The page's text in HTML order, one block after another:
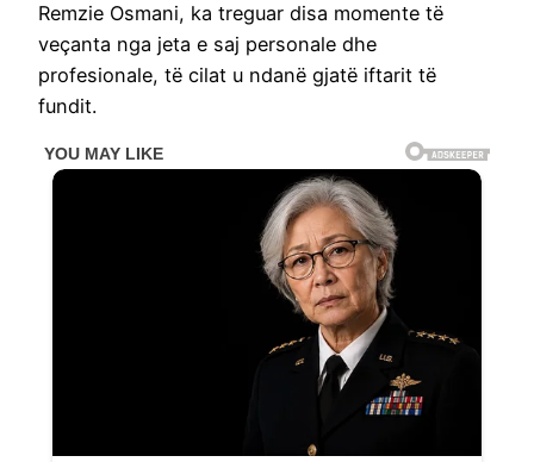
Remzie Osmani, ka treguar disa momente të
veçanta nga jeta e saj personale dhe
profesionale, të cilat u ndanë gjatë iftarit të
fundit.